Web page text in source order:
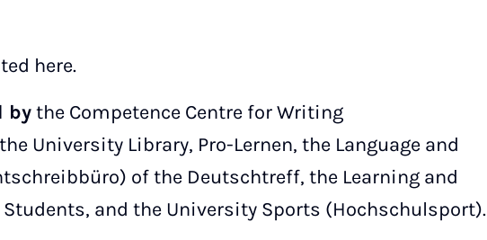
here.
bythe Competence Centre for Writing
University Library, Pro-Lernen, the Language and
of the Deutschtreff, the Learning and
and the University Sports (Hochschulsport).